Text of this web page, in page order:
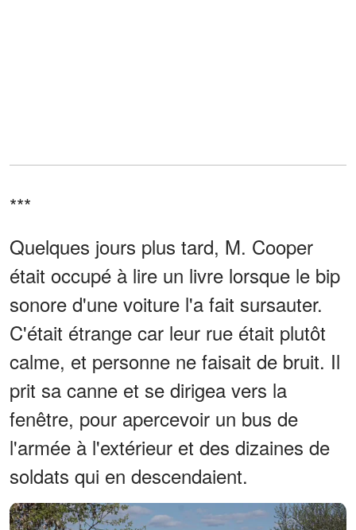
***
Quelques jours plus tard, M. Cooper
était occupé à lire un livre lorsque le bip
sonore d'une voiture l'a fait sursauter.
C'était étrange car leur rue était plutôt
calme, et personne ne faisait de bruit. Il
prit sa canne et se dirigea vers la
fenêtre, pour apercevoir un bus de
l'armée à l'extérieur et des dizaines de
soldats qui en descendaient.